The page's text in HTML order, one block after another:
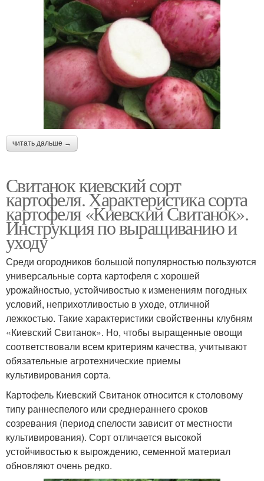
читать дальше →
Свитанок киевский сорт
картофеля. Характеристика сорта
картофеля «Киевский Свитанок».
Инструкция по выращиванию и
уходу
Среди огородников большой популярностью пользуются
универсальные сорта картофеля с хорошей
урожайностью, устойчивостью к изменениям погодных
условий, неприхотливостью в уходе, отличной
лежкостью. Такие характеристики свойственны клубням
«Киевский Свитанок». Но, чтобы выращенные овощи
соответствовали всем критериям качества, учитывают
обязательные агротехнические приемы
культивирования сорта.
Картофель Киевский Свитанок относится к столовому
типу раннеспелого или среднераннего сроков
созревания (период спелости зависит от местности
культивирования). Сорт отличается высокой
устойчивостью к вырождению, семенной материал
обновляют очень редко.